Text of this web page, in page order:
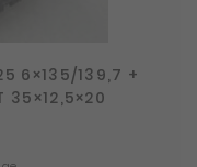
6×135/139,7 +
35×12,5×20